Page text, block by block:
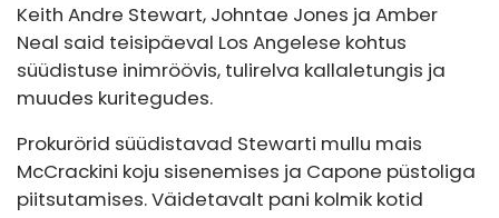
Keith Andre Stewart, Johntae Jones ja Amber
Neal said teisipäeval Los Angelese kohtus
süüdistuse inimröövis, tulirelva kallaletungis ja
muudes kuritegudes.
Prokurörid süüdistavad Stewarti mullu mais
McCrackini koju sisenemises ja Capone püstoliga
piitsutamises. Väidetavalt pani kolmik kotid